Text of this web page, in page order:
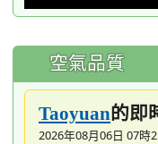
空氣品質
Taoyuan的即
2026年08月06日 07時